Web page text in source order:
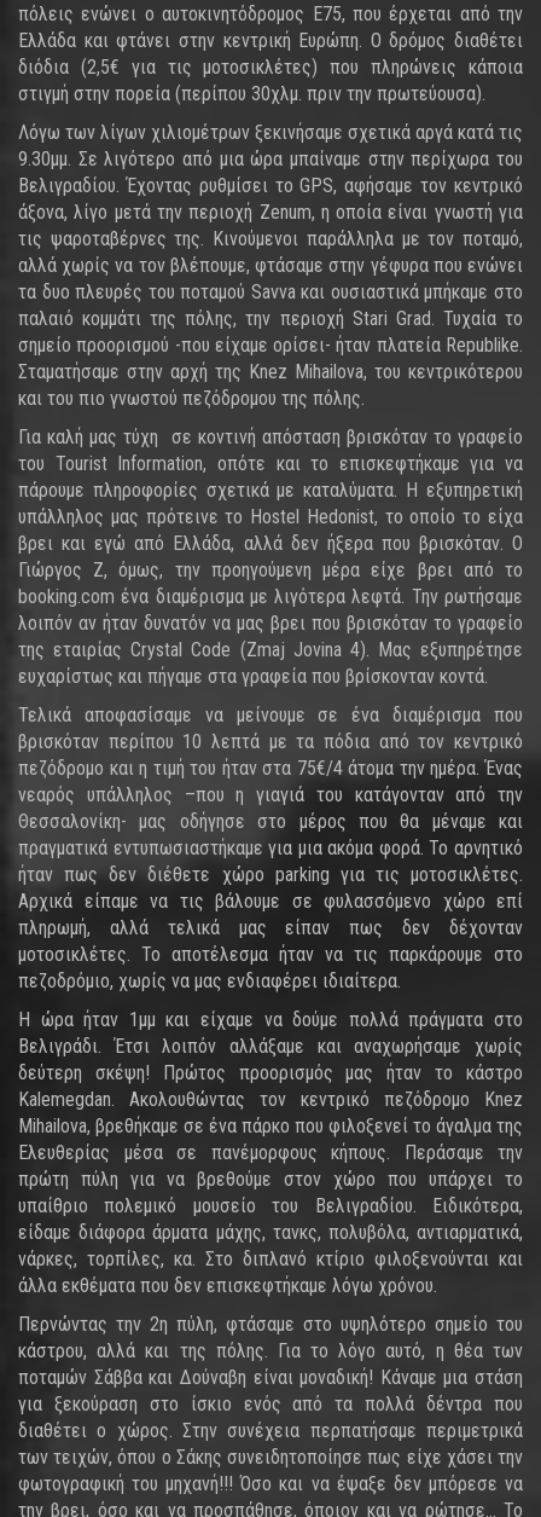
πόλεις ενώνει ο αυτοκινητόδρομος Ε75, που έρχεται από την
Ελλάδα και φτάνει στην κεντρική Ευρώπη. Ο δρόμος διαθέτει
διόδια (2,5€ για τις μοτοσικλέτες) που πληρώνεις κάποια
στιγμή στην πορεία (περίπου 30χλμ. πριν την πρωτεύουσα).
Λόγω των λίγων χιλιομέτρων ξεκινήσαμε σχετικά αργά κατά τις
9.30μμ. Σε λιγότερο από μια ώρα μπαίναμε στην περίχωρα του
Βελιγραδίου. Έχοντας ρυθμίσει το GPS, αφήσαμε τον κεντρικό
άξονα, λίγο μετά την περιοχή Zenum, η οποία είναι γνωστή για
τις ψαροταβέρνες της. Κινούμενοι παράλληλα με τον ποταμό,
αλλά χωρίς να τον βλέπουμε, φτάσαμε στην γέφυρα που ενώνει
τα δυο πλευρές του ποταμού Savva και ουσιαστικά μπήκαμε στο
παλαιό κομμάτι της πόλης, την περιοχή Stari Grad. Τυχαία το
σημείο προορισμού -που είχαμε ορίσει- ήταν πλατεία Republike.
Σταματήσαμε στην αρχή της Knez Mihailova, του κεντρικότερου
και του πιο γνωστού πεζόδρομου της πόλης.
Για καλή μας τύχη σε κοντινή απόσταση βρισκόταν το γραφείο
του Tourist Information, οπότε και το επισκεφτήκαμε για να
πάρουμε πληροφορίες σχετικά με καταλύματα. Η εξυπηρετική
υπάλληλος μας πρότεινε το Hostel Hedonist, το οποίο το είχα
βρει και εγώ από Ελλάδα, αλλά δεν ήξερα που βρισκόταν. Ο
Γιώργος Ζ, όμως, την προηγούμενη μέρα είχε βρει από το
booking.com ένα διαμέρισμα με λιγότερα λεφτά. Την ρωτήσαμε
λοιπόν αν ήταν δυνατόν να μας βρει που βρισκόταν το γραφείο
της εταιρίας Crystal Code (Zmaj Jovina 4). Μας εξυπηρέτησε
ευχαρίστως και πήγαμε στα γραφεία που βρίσκονταν κοντά.
Τελικά αποφασίσαμε να μείνουμε σε ένα διαμέρισμα που
βρισκόταν περίπου 10 λεπτά με τα πόδια από τον κεντρικό
πεζόδρομο και η τιμή του ήταν στα 75€/4 άτομα την ημέρα. Ένας
νεαρός υπάλληλος –που η γιαγιά του κατάγονταν από την
Θεσσαλονίκη- μας οδήγησε στο μέρος που θα μέναμε και
πραγματικά εντυπωσιαστήκαμε για μια ακόμα φορά. Το αρνητικό
ήταν πως δεν διέθετε χώρο parking για τις μοτοσικλέτες.
Αρχικά είπαμε να τις βάλουμε σε φυλασσόμενο χώρο επί
πληρωμή, αλλά τελικά μας είπαν πως δεν δέχονταν
μοτοσικλέτες. Το αποτέλεσμα ήταν να τις παρκάρουμε στο
πεζοδρόμιο, χωρίς να μας ενδιαφέρει ιδιαίτερα.
Η ώρα ήταν 1μμ και είχαμε να δούμε πολλά πράγματα στο
Βελιγράδι. Έτσι λοιπόν αλλάξαμε και αναχωρήσαμε χωρίς
δεύτερη σκέψη! Πρώτος προορισμός μας ήταν το κάστρο
Kalemegdan. Ακολουθώντας τον κεντρικό πεζόδρομο Knez
Mihailova, βρεθήκαμε σε ένα πάρκο που φιλοξενεί το άγαλμα της
Ελευθερίας μέσα σε πανέμορφους κήπους. Περάσαμε την
πρώτη πύλη για να βρεθούμε στον χώρο που υπάρχει το
υπαίθριο πολεμικό μουσείο του Βελιγραδίου. Ειδικότερα,
είδαμε διάφορα άρματα μάχης, τανκς, πολυβόλα, αντιαρματικά,
νάρκες, τορπίλες, κα. Στο διπλανό κτίριο φιλοξενούνται και
άλλα εκθέματα που δεν επισκεφτήκαμε λόγω χρόνου.
Περνώντας την 2η πύλη, φτάσαμε στο υψηλότερο σημείο του
κάστρου, αλλά και της πόλης. Για το λόγο αυτό, η θέα των
ποταμών Σάββα και Δούναβη είναι μοναδική! Κάναμε μια στάση
για ξεκούραση στο ίσκιο ενός από τα πολλά δέντρα που
διαθέτει ο χώρος. Στην συνέχεια περπατήσαμε περιμετρικά
των τειχών, όπου ο Σάκης συνειδητοποίησε πως είχε χάσει την
φωτογραφική του μηχανή!!! Όσο και να έψαξε δεν μπόρεσε να
την βρει, όσο και να προσπάθησε, όποιον και να ρώτησε… Το